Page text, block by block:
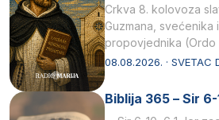
Crkva 8. kolovoza
Guzmana, svećenika
propovjednika (Ordo
Svojim životom,
08.08.2026. · SVETAC
Biblija 365 – Sir 6-